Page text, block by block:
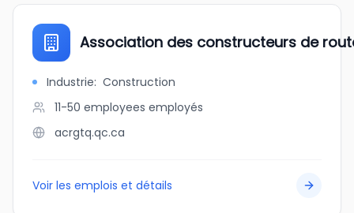
Association des constructeurs de
Industrie: Construction
11-50 employees employés
acrgtq.qc.ca
Voir les emplois et détails